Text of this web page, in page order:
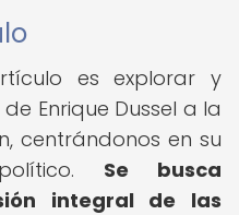
es explorar y
Enrique Dussel a la
centrándonos en su
Se busca
integral de las